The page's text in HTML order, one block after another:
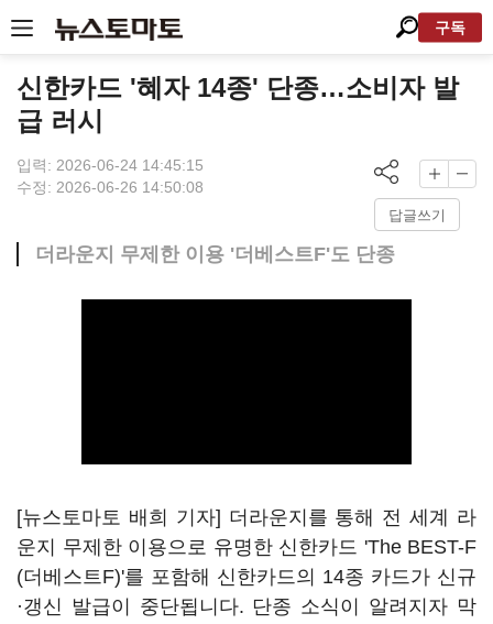
구독
신한카드 '혜자 14종' 단종…소비자 발
급 러시
입력: 2026-06-24 14:45:15
수정: 2026-06-26 14:50:08
답글쓰기
더라운지 무제한 이용 '더베스트F'도 단종
[뉴스토마토 배희 기자] 더라운지를 통해 전 세계 라
운지 무제한 이용으로 유명한 신한카드 'The BEST-F
(더베스트F)'를 포함해 신한카드의 14종 카드가 신규
·갱신 발급이 중단됩니다. 단종 소식이 알려지자 막